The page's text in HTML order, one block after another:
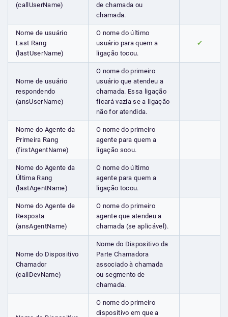
(callUserName)
de chamada ou
chamada.
Nome de usuário
Last Rang
(lastUserName)
O nome do último
usuário para quem a
ligação tocou.
✔
Nome de usuário
respondendo
(ansUserName)
O nome do primeiro
usuário que atendeu a
chamada. Essa ligação
ficará vazia se a ligação
não for atendida.
Nome do Agente da
Primeira Rang
(firstAgentName)
O nome do primeiro
agente para quem a
ligação soou.
Nome do Agente da
Última Rang
(lastAgentName)
O nome do último
agente para quem a
ligação tocou.
Nome do Agente de
Resposta
(ansAgentName)
O nome do primeiro
agente que atendeu a
chamada (se aplicável).
Nome do Dispositivo
Chamador
(callDevName)
Nome do Dispositivo da
Parte Chamadora
associado à chamada
ou segmento de
chamada.
O nome do primeiro
dispositivo em que a